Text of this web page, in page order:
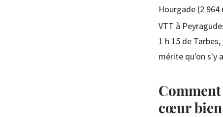
Hourgade (2
VTT à
1 h 15 de
mérite qu'on s'y
Comment
cœur